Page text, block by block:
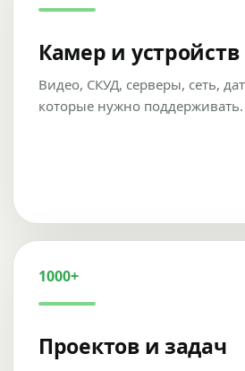
Камер и устройств
Видео, СКУД, серверы, сеть,
которые нужно поддерживать.
1000+
Проектов и задач